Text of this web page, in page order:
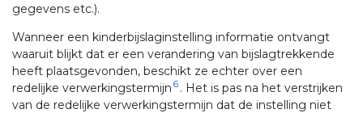
gegevens etc.).
Wanneer een kinderbijslaginstelling informatie ontvangt
waaruit blijkt dat er een verandering van bijslagtrekkende
heeft plaatsgevonden, beschikt ze echter over een
redelijke verwerkingstermijn 6 . Het is pas na het verstrijken
van de redelijke verwerkingstermijn dat de instelling niet